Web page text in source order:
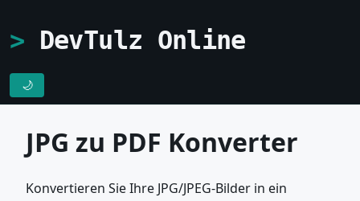
DevTulz Online
🌙
JPG zu PDF Konverter
Konvertieren Sie Ihre JPG/JPEG-Bilder in ein